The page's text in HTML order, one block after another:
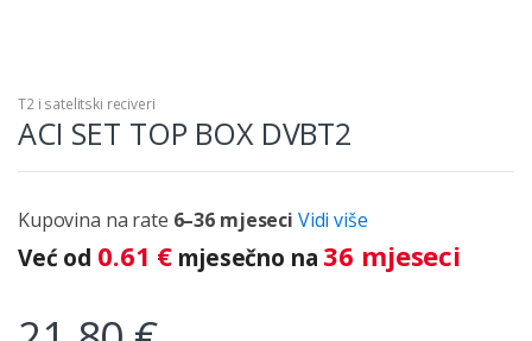
T2 i satelitski reciveri
ACI SET TOP BOX DVBT2
Kupovina na rate 6–36 mjeseci Vidi više
Već od 0.61 € mjesečno na 36 mjeseci